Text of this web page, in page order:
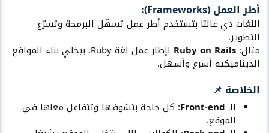
أطر العمل (Frameworks):​
اللغات دي غالبًا بتستخدم أطر عمل تسهّل البرمجة وتسرّع
التطوير.
مثال: Ruby on Rails لإطار عمل لغة Ruby. بيخلي بناء المواقع
الديناميكية أسرع وأسهل.
الخلاصة 📌​
الـ Front-end: كل حاجة بتشوفها وتتفاعل معاها في
الموقع.